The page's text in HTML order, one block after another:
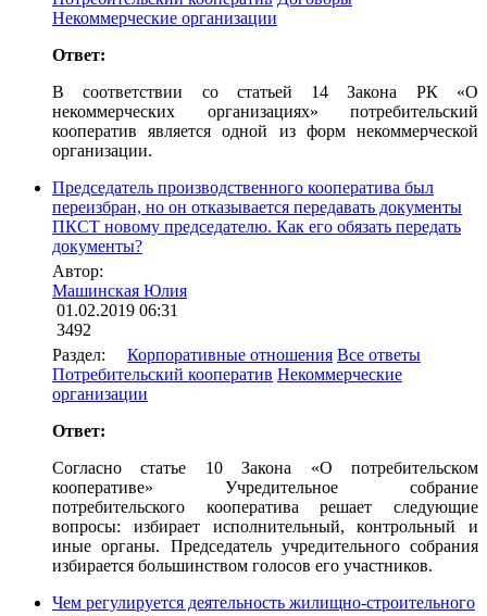
Некоммерческие организации
Ответ:
В соответствии со статьей 14 Закона РК «О
некоммерческих организациях» потребительский
кооператив является одной из форм некоммерческой
организации.
Председатель производственного кооператива был
переизбран, но он отказывается передавать документы
ПКСТ новому председателю. Как его обязать передать
документы?
Автор:
Машинская Юлия
01.02.2019 06:31
3492
Раздел: Корпоративные отношения Все ответы
Потребительский кооператив Некоммерческие
организации
Ответ:
Согласно статье 10 Закона «О потребительском
кооперативе» Учредительное собрание
потребительского кооператива решает следующие
вопросы: избирает исполнительный, контрольный и
иные органы. Председатель учредительного собрания
избирается большинством голосов его участников.
Чем регулируется деятельность жилищно-строительного